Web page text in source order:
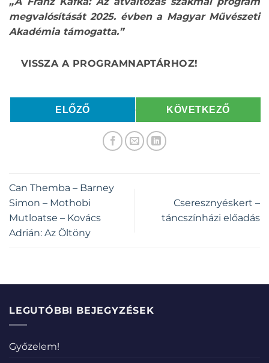
megvalósítását 2025. évben a Magyar Művészeti
Akadémia támogatta.”
ELŐZŐ KÖVETKEZŐ
Can Themba – Barney
Simon – Mothobi
Mutloatse – Kovács
Adrián: Az Öltöny
Cseresznyéskert –
táncszínházi előadás
LEGUTÓBBI BEJEGYZÉSEK
Győzelem!